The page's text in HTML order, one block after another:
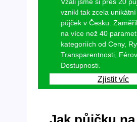
vznikl tak zcela
půjček v Česku.
na více než 40
kategoriích od Ceny,
Transparentnosti,
Dostupnosti.
Zjistit víc